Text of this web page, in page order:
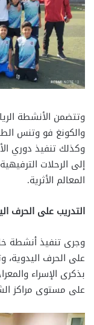
وتتضمن الأنشطة
والكونغ فو وتنس
وكذلك تنفيذ دوري
إلى الرحلات
المعالم الأثرية.
التدريب على الحرف
وجرى تنفيذ أنشطة
على الحرف اليدوية،
على مستوى مراكز